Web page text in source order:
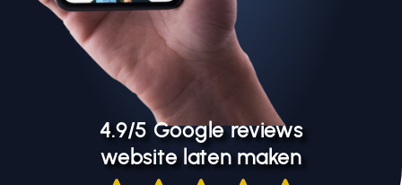
4.9/5 Google reviews
website laten maken